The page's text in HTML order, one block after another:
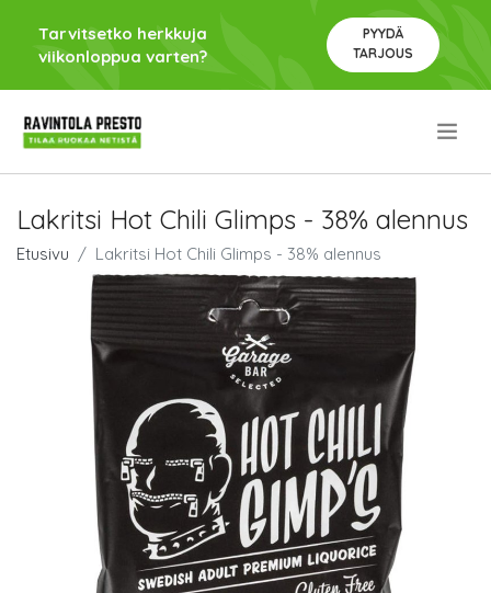
Tarvitsetko herkkuja
viikonloppua varten?
PYYDÄ
TARJOUS
Lakritsi Hot Chili Glimps - 38% alennus
Etusivu Lakritsi Hot Chili Glimps - 38% alennus